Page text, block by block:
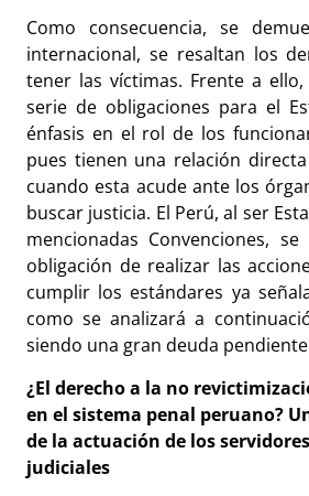
Como consecuencia, se
internacional, se resaltan los
tener las víctimas. Frente a
serie de obligaciones para el
énfasis en el rol de los
pues tienen una relación
cuando esta acude ante los
buscar justicia. El Perú, al ser
mencionadas Convenciones,
obligación de realizar las
cumplir los estándares ya
como se analizará a
siendo una gran deuda
¿El derecho a la no
en el sistema penal peruano?
de la actuación de los
judiciales